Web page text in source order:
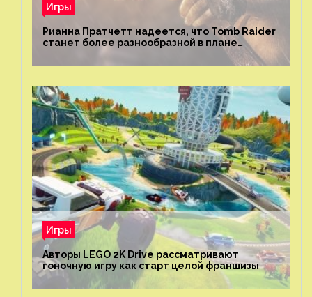
Игры
Рианна Пратчетт надеется, что Tomb Raider
станет более разнообразной в плане
репрезентации
Игры
Авторы LEGO 2K Drive рассматривают
гоночную игру как старт целой франшизы